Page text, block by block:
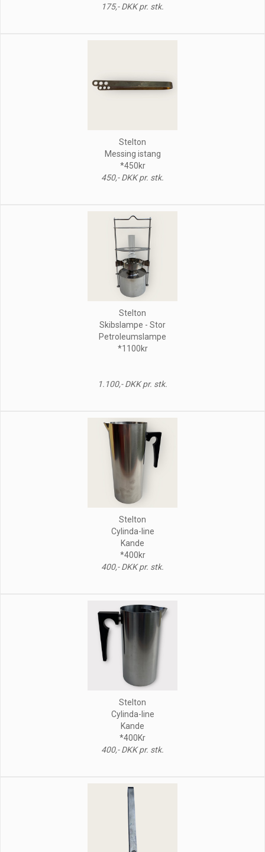
175,- DKK pr. stk.
Stelton
Messing istang
*450kr
450,- DKK pr. stk.
Stelton
Skibslampe - Stor
Petroleumslampe
*1100kr
1.100,- DKK pr. stk.
Stelton
Cylinda-line
Kande
*400kr
400,- DKK pr. stk.
Stelton
Cylinda-line
Kande
*400Kr
400,- DKK pr. stk.